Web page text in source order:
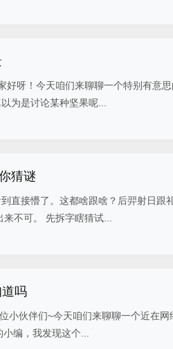
好呀！今天咱们来聊聊一个特别有意
为是讨论某种坚果呢...
猜谜
直接懵了。这都啥跟啥？后羿射日跟
不可。 先拆字瞎猜试...
吗
小伙伴们~今天咱们来聊聊一个近在网
编，我发现这个...